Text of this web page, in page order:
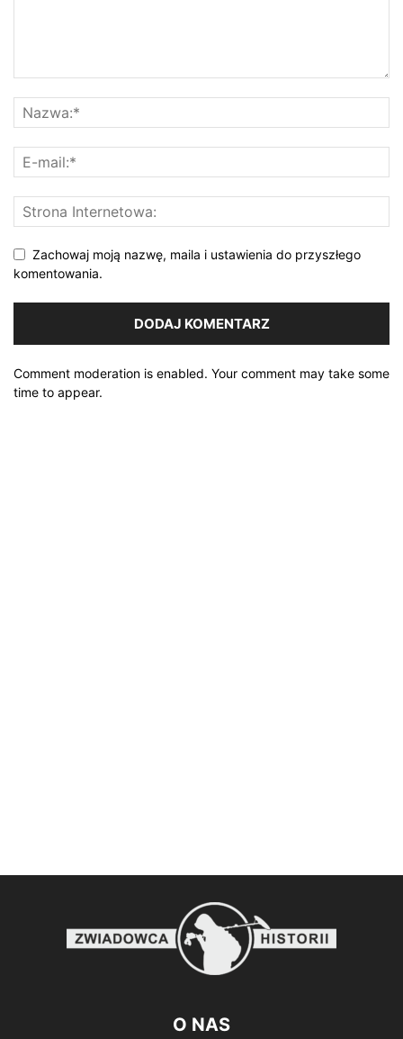
Zachowaj moją nazwę, maila i ustawienia do przyszłego
komentowania.
Comment moderation is enabled. Your comment may take some
time to appear.
O NAS